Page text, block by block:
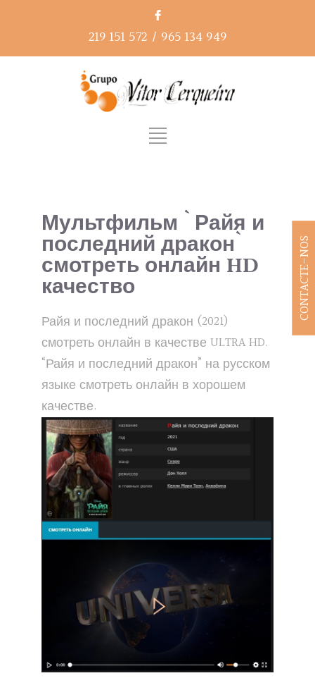
219 151 572 / 965 134 949
Мультфильм `Райя и
последний дракон`
смотреть онлайн hd
качество
Райя и последний дракон (2021)
смотреть онлайн в качестве ULTRA HD.
“Райя и последний дракон” на русском
языке смотреть онлайн в хорошем
качестве.
CONTACTE-NOS